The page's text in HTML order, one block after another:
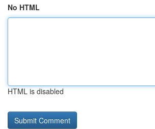
No HTML
HTML is disabled